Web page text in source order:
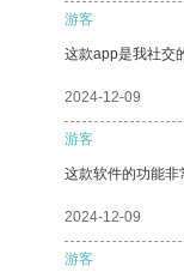
游客
这款app是我社交
2024-12-09
游客
这款软件的功能非
2024-12-09
游客